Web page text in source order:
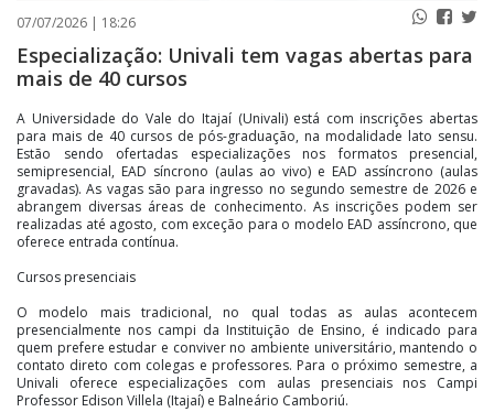
07/07/2026 | 18:26
Especialização: Univali tem vagas abertas para
mais de 40 cursos
A Universidade do Vale do Itajaí (Univali) está com inscrições abertas
para mais de 40 cursos de pós-graduação, na modalidade lato sensu.
Estão sendo ofertadas especializações nos formatos presencial,
semipresencial, EAD síncrono (aulas ao vivo) e EAD assíncrono (aulas
gravadas). As vagas são para ingresso no segundo semestre de 2026 e
abrangem diversas áreas de conhecimento. As inscrições podem ser
realizadas até agosto, com exceção para o modelo EAD assíncrono, que
oferece entrada contínua.
Cursos presenciais
O modelo mais tradicional, no qual todas as aulas acontecem
presencialmente nos campi da Instituição de Ensino, é indicado para
quem prefere estudar e conviver no ambiente universitário, mantendo o
contato direto com colegas e professores. Para o próximo semestre, a
Univali oferece especializações com aulas presenciais nos Campi
Professor Edison Villela (Itajaí) e Balneário Camboriú.